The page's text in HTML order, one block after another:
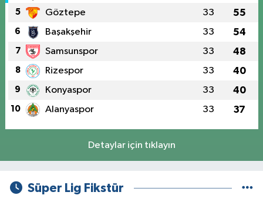
5 Göztepe 33 55
6 Başakşehir 33 54
7 Samsunspor 33 48
8 Rizespor 33 40
9 Konyaspor 33 40
10 Alanyaspor 33 37
Detaylar için tıklayın
Süper Lig Fikstür